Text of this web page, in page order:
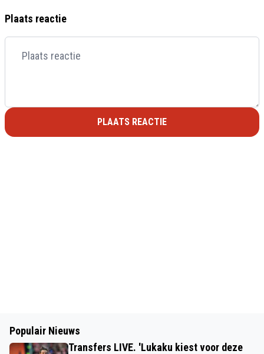
Plaats reactie
PLAATS REACTIE
Populair Nieuws
Transfers LIVE. 'Lukaku kiest voor deze